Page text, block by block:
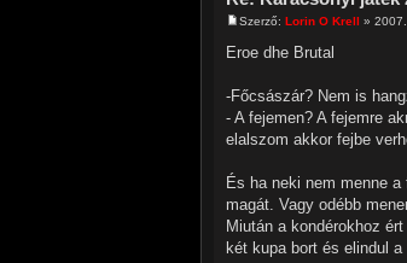
Szerző: Lorin O Krell »
Eroe dhe Brutal
-Főcsászár? Nem is
- A fejemen? A fejemre
elalszom akkor fejbe
És ha neki nem menne
magát. Vagy odébb
Miután a kondérokhoz
két kupa bort és elindul